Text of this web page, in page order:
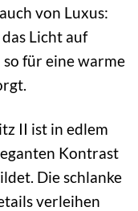
von Luxus:
Licht auf
für eine warme
II ist in edlem
Kontrast
Die schlanke
verleihen